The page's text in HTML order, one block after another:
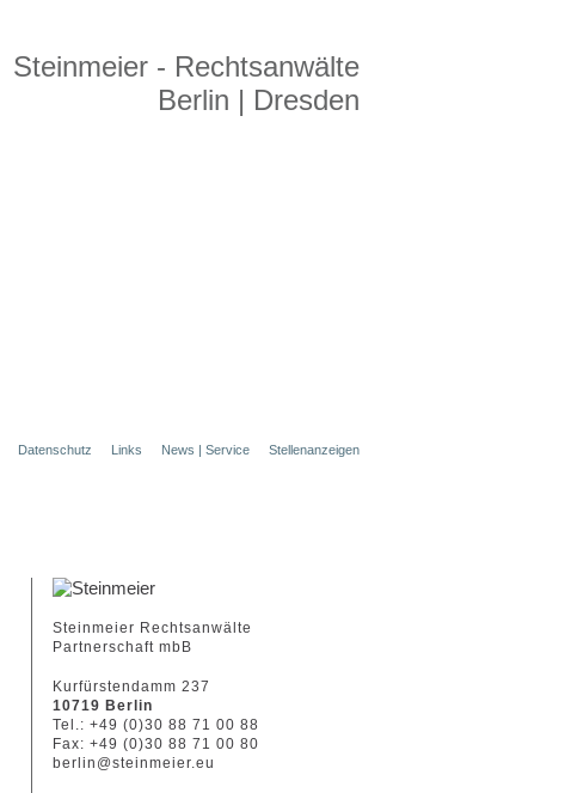
Steinmeier - Rechtsanwälte
Berlin | Dresden
Datenschutz Links News | Service Stellenanzeigen
Steinmeier Rechtsanwälte
Partnerschaft mbB
Kurfürstendamm 237
10719 Berlin
Tel.: +49 (0)30 88 71 00 88
Fax: +49 (0)30 88 71 00 80
berlin@steinmeier.eu